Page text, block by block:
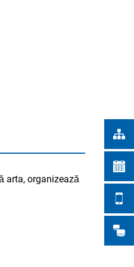
arta, organizează